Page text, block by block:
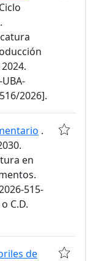
UBA-
2026].
.
en
515-
C.D.
de